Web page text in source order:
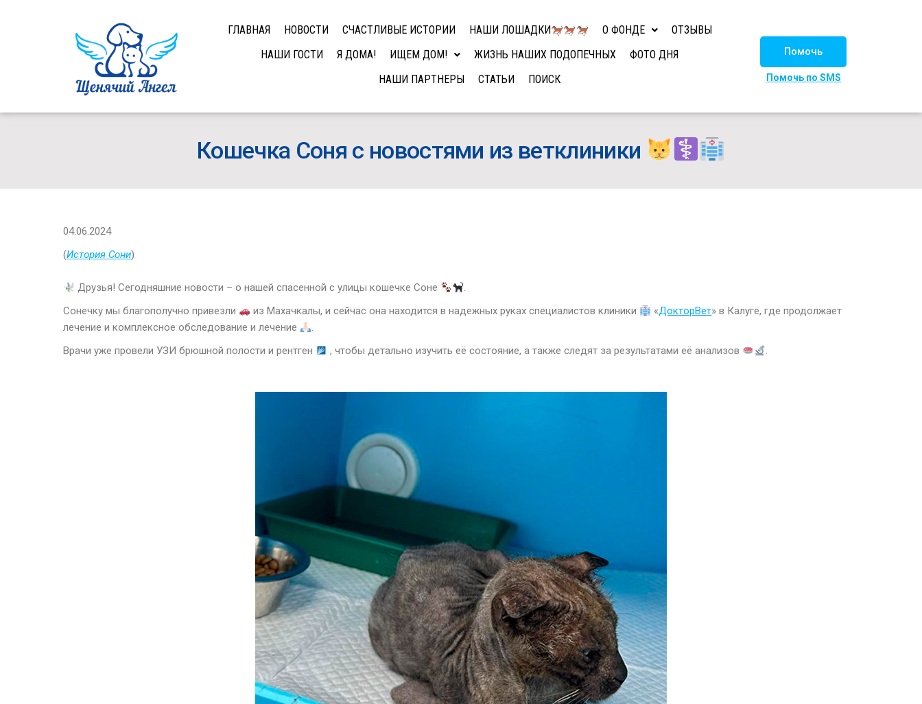
ГЛАВНАЯ НОВОСТИ СЧАСТЛИВЫЕ ИСТОРИИ НАШИ ЛОШАДКИ О ФОНДЕ
ОТЗЫВЫ
НАШИ ГОСТИ
Я ДОМА! ИЩЕМ ДОМ! ЖИЗНЬ НАШИХ ПОДОПЕЧНЫХ
ФОТО ДНЯ
НАШИ ПАРТНЕРЫ
СТАТЬИ ПОИСК
Помочь
Помочь по SMS
Кошечка Соня с новостями из ветклиники
04.06.2024
(История Сони)
Друзья! Сегодняшние новости – о нашей спасенной с улицы кошечке Соне
.
Сонечку мы благополучно привезли
из Махачкалы, и сейчас она находится в надежных руках специалистов клиники «ДокторВет» в Калуге, где продолжает
лечение и комплексное обследование и лечение
.
Врачи уже провели УЗИ брюшной полости и рентген
, чтобы детально изучить её состояние, а также следят за результатами её анализов .